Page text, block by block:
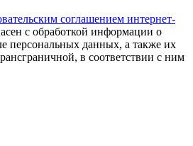
соглашением интернет-
с обработкой информации о
персональных данных, а также их
в соответствии с ним